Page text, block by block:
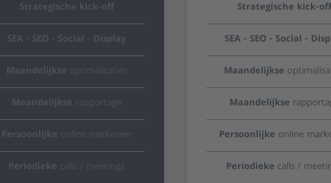
Strategische kick-off
SEA - SEO - Social - Display
Maandelijkse optimalisaties
Maandelijkse rapportage
Persoonlijke online marketeer
Periodieke calls / meetings
Strategische kick-off
SEA - SEO - Social -
Maandelijkse
Maandelijkse
Persoonlijke online
Periodieke calls /